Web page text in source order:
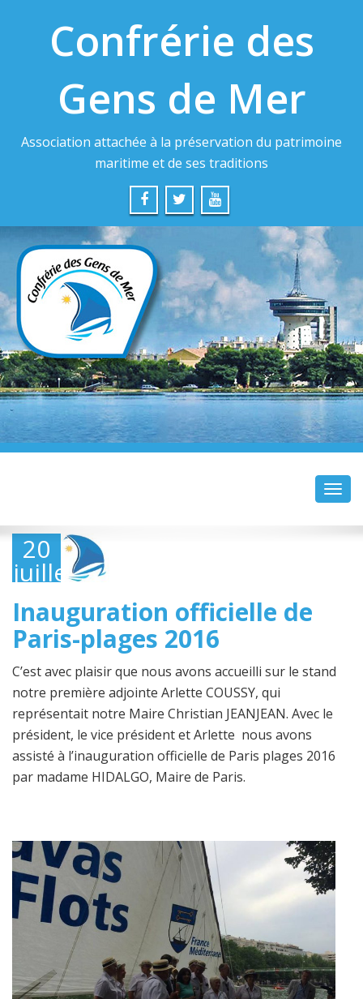
Confrérie des
Gens de Mer
Association attachée à la préservation du patrimoine
maritime et de ses traditions
20
juillet
2016
Inauguration officielle de
Paris-plages 2016
C’est avec plaisir que nous avons accueilli sur le stand
notre première adjointe Arlette COUSSY, qui
représentait notre Maire Christian JEANJEAN. Avec le
président, le vice président et Arlette nous avons
assisté à l’inauguration officielle de Paris plages 2016
par madame HIDALGO, Maire de Paris.